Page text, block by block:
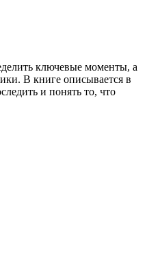
ключевые моменты, а
В книге описывается в
и понять то, что